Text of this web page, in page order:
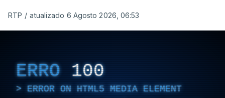
RTP / atualizado 6 Agosto 2026, 06:53
ERRO 100
ERROR ON HTML5 MEDIA ELEMENT